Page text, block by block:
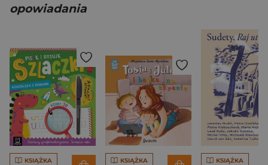
opowiadania
KSIĄŻKA KSIĄŻKA KSIĄŻKA